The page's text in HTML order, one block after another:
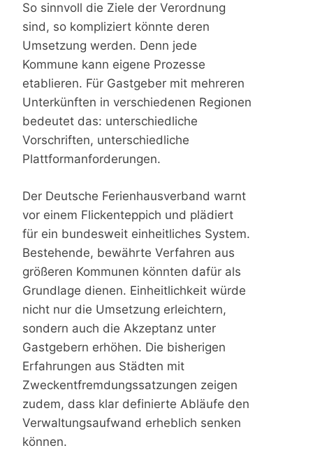
So sinnvoll die Ziele der Verordnung
sind, so kompliziert könnte deren
Umsetzung werden. Denn jede
Kommune kann eigene Prozesse
etablieren. Für Gastgeber mit mehreren
Unterkünften in verschiedenen Regionen
bedeutet das: unterschiedliche
Vorschriften, unterschiedliche
Plattformanforderungen.
Der Deutsche Ferienhausverband warnt
vor einem Flickenteppich und plädiert
für ein bundesweit einheitliches System.
Bestehende, bewährte Verfahren aus
größeren Kommunen könnten dafür als
Grundlage dienen. Einheitlichkeit würde
nicht nur die Umsetzung erleichtern,
sondern auch die Akzeptanz unter
Gastgebern erhöhen. Die bisherigen
Erfahrungen aus Städten mit
Zweckentfremdungssatzungen zeigen
zudem, dass klar definierte Abläufe den
Verwaltungsaufwand erheblich senken
können.